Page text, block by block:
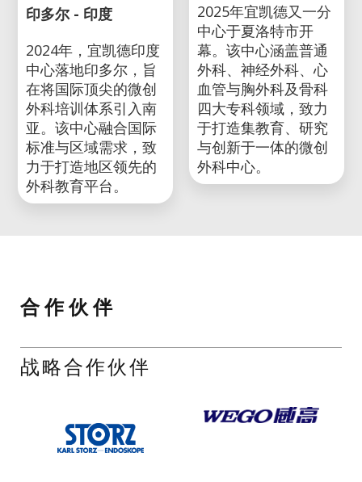
印多尔 - 印度
2024年，宜凯德印度
中心落地印多尔，旨
在将国际顶尖的微创
外科培训体系引入南
亚。该中心融合国际
标准与区域需求，致
力于打造地区领先的
外科教育平台。
2025年宜凯德又一分
中心于夏洛特市开
幕。该中心涵盖普通
外科、神经外科、心
血管与胸外科及骨科
四大专科领域，致力
于打造集教育、研究
与创新于一体的微创
外科中心。
合 作 伙 伴
战略合作伙伴